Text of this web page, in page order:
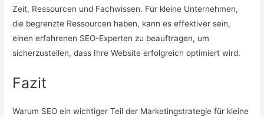
Zeit, Ressourcen und Fachwissen. Für kleine Unternehmen,
die begrenzte Ressourcen haben, kann es effektiver sein,
einen erfahrenen SEO-Experten zu beauftragen, um
sicherzustellen, dass Ihre Website erfolgreich optimiert wird.
Fazit
Warum SEO ein wichtiger Teil der Marketingstrategie für kleine